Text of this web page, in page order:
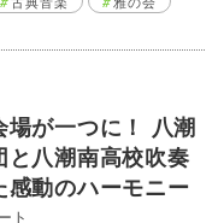
場が一つに！ 八潮
と八潮南高校吹奏
感動のハーモニー
ト